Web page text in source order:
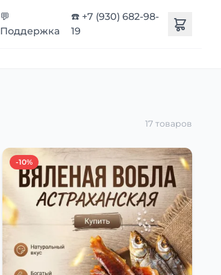
💬
Поддержка
☎️ +7 (930) 682-98-
19
17 товаров
-10%